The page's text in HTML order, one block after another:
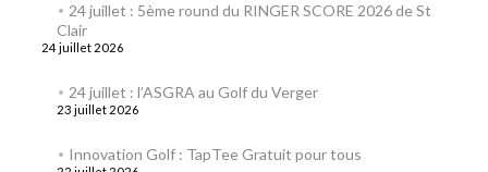
24 juillet : 5ème round du RINGER SCORE 2026 de St
Clair
24 juillet 2026
24 juillet : l’ASGRA au Golf du Verger
23 juillet 2026
Innovation Golf : TapTee Gratuit pour tous